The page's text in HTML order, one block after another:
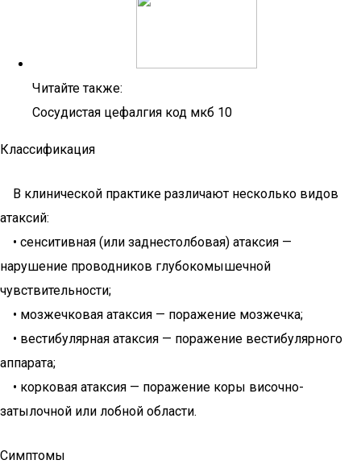
Читайте также:
Сосудистая цефалгия код мкб 10
Классификация
В клинической практике различают несколько видов
атаксий:
• сенситивная (или заднестолбовая) атаксия —
нарушение проводников глубокомышечной
чувствительности;
• мозжечковая атаксия — поражение мозжечка;
• вестибулярная атаксия — поражение вестибулярного
аппарата;
• корковая атаксия — поражение коры височно-
затылочной или лобной области.
Симптомы